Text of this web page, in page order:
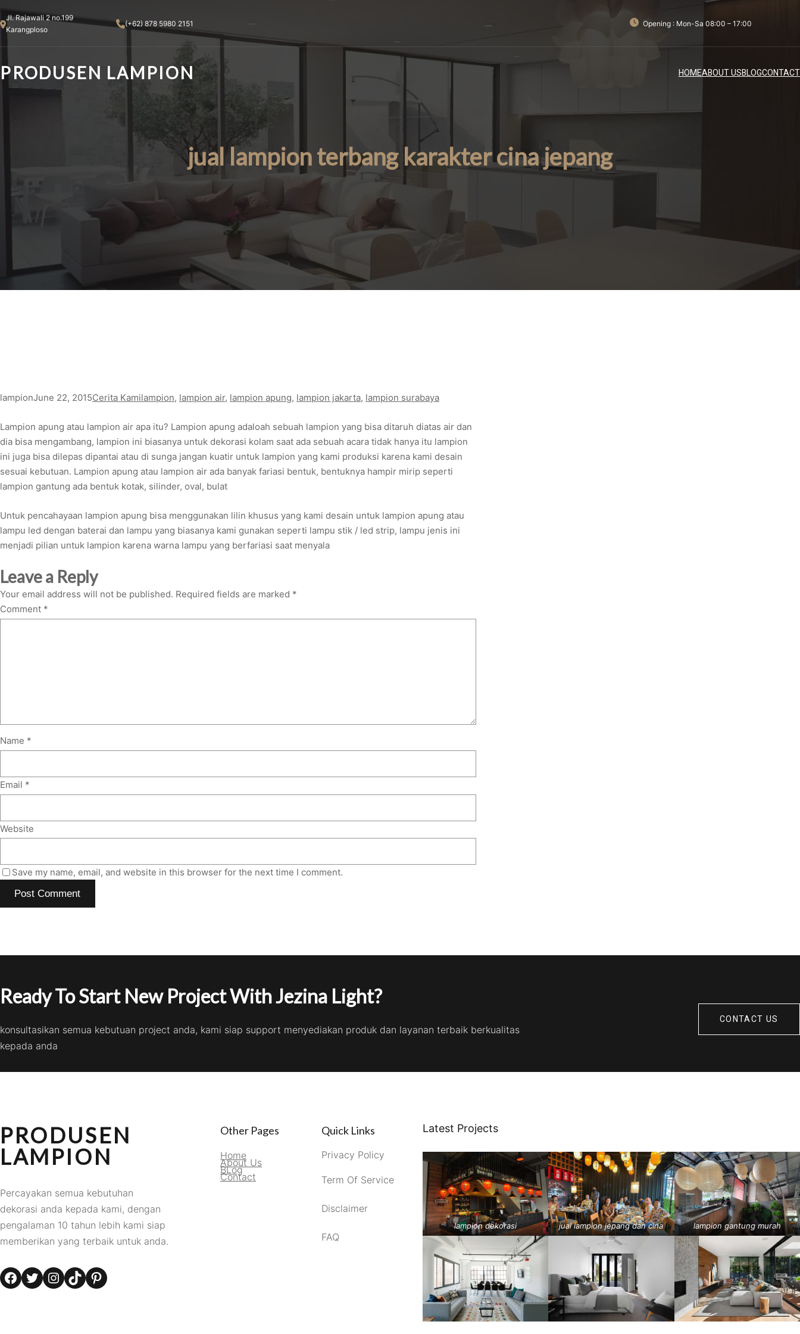
to
content
Jl. Rajawali 2 no.199
Karangploso
(+62) 878 5980 2151 Opening : Mon-Sa 08:00 – 17:00
PRODUSEN LAMPION HOMEABOUT USBLOGCONTACT
jual lampion terbang karakter cina jepang
lampionJune 22, 2015Cerita Kamilampion, lampion air, lampion apung, lampion jakarta, lampion surabaya
Lampion apung atau lampion air apa itu? Lampion apung adaloah sebuah lampion yang bisa ditaruh diatas air dan
dia bisa mengambang, lampion ini biasanya untuk dekorasi kolam saat ada sebuah acara tidak hanya itu lampion
ini juga bisa dilepas dipantai atau di sunga jangan kuatir untuk lampion yang kami produksi karena kami desain
sesuai kebutuan. Lampion apung atau lampion air ada banyak fariasi bentuk, bentuknya hampir mirip seperti
lampion gantung ada bentuk kotak, silinder, oval, bulat
Untuk pencahayaan lampion apung bisa menggunakan lilin khusus yang kami desain untuk lampion apung atau
lampu led dengan baterai dan lampu yang biasanya kami gunakan seperti lampu stik / led strip, lampu jenis ini
menjadi pilian untuk lampion karena warna lampu yang berfariasi saat menyala
Leave a Reply
Your email address will not be published. Required fields are marked *
Comment *
Name *
Email *
Website
Save my name, email, and website in this browser for the next time I comment.
Ready To Start New Project With Jezina Light?
konsultasikan semua kebutuan project anda, kami siap support menyediakan produk dan layanan terbaik berkualitas
kepada anda
CONTACT US
PRODUSEN
LAMPION
Percayakan semua kebutuhan
dekorasi anda kepada kami, dengan
pengalaman 10 tahun lebih kami siap
memberikan yang terbaik untuk anda.
Facebook Twitter Instagram TikTok Pinterest
Other Pages
Home
About Us
BLog
Contact
Quick Links
Privacy Policy
Term Of Service
Disclaimer
FAQ
Latest Projects
lampion dekorasi jual lampion jepang dan cina lampion gantung murah